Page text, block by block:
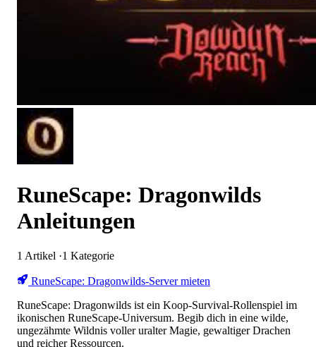
RuneScape: Dragonwilds
Anleitungen
1 Artikel ·1 Kategorie
RuneScape: Dragonwilds-Server mieten
RuneScape: Dragonwilds ist ein Koop-Survival-Rollenspiel im
ikonischen RuneScape-Universum. Begib dich in eine wilde,
ungezähmte Wildnis voller uralter Magie, gewaltiger Drachen
und reicher Ressourcen.